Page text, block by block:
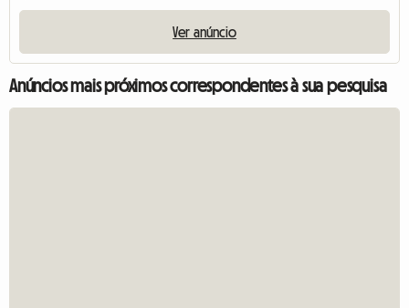
Ver anúncio
Anúncios mais próximos correspondentes à sua pesquisa